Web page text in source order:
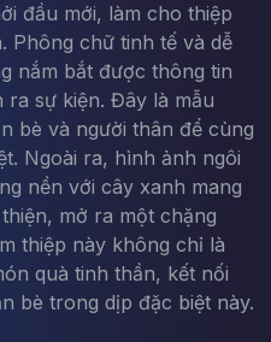
đầu mới, làm cho thiệp
Phông chữ tinh tế và dễ
nắm bắt được thông tin
ra sự kiện. Đây là mẫu
bè và người thân để cùng
Ngoài ra, hình ảnh ngôi
nền với cây xanh mang
mở ra một chặng
thiệp này không chỉ là
quà tinh thần, kết nối
bè trong dịp đặc biệt này.